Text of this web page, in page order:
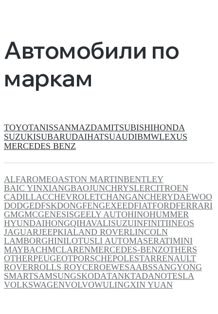
Автомобили по
маркам
TOYOTANISSANMAZDAMITSUBISHIHONDA
SUZUKISUBARUDAIHATSUAUDIBMWLEXUS
MERCEDES BENZ
ALFAROMEOASTON MARTINBENTLEY
BAIC YINXIANGBAOJUNCHRYSLERCITROEN
CADILLACCHEVROLETCHANGANCHERYDAEWOO
DODGEDFSKDONGFENGEXEEDFIATFORDFERRARI
GMGMCGENESISGEELY AUTOHINOHUMMER
HYUNDAIHONGQIHAVALISUZUINFINITIINEOS
JAGUARJEEPKIALAND ROVERLINCOLN
LAMBORGHINILOTUSLI AUTOMASERATIMINI
MAYBACHMCLARENMERCEDES-BENZOTHERS
OTHERPEUGEOTPORSCHEPOLESTARRENAULT
ROVERROLLS ROYCEROEWESAABSSANGYONG
SMARTSAMSUNGSKODATANKTADANOTESLA
VOLKSWAGENVOLVOWULINGXIN YUAN